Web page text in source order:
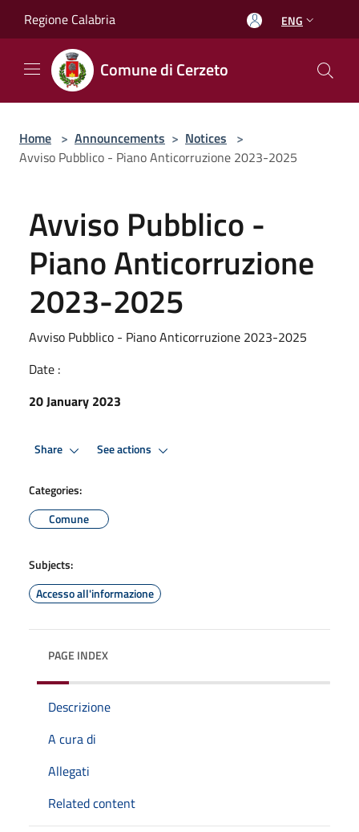
Regione Calabria ENG
Comune di Cerzeto
Home > Announcements > Notices >
Avviso Pubblico - Piano Anticorruzione 2023-2025
Avviso Pubblico -
Piano Anticorruzione
2023-2025
Avviso Pubblico - Piano Anticorruzione 2023-2025
Date :
20 January 2023
Share See actions
Categories:
Comune
Subjects:
Accesso all'informazione
PAGE INDEX
Descrizione
A cura di
Allegati
Related content